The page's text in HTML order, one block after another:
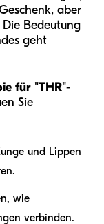
aber
Bedeutung
geht
für "THR"-
Sie
und Lippen
wie
verbinden.